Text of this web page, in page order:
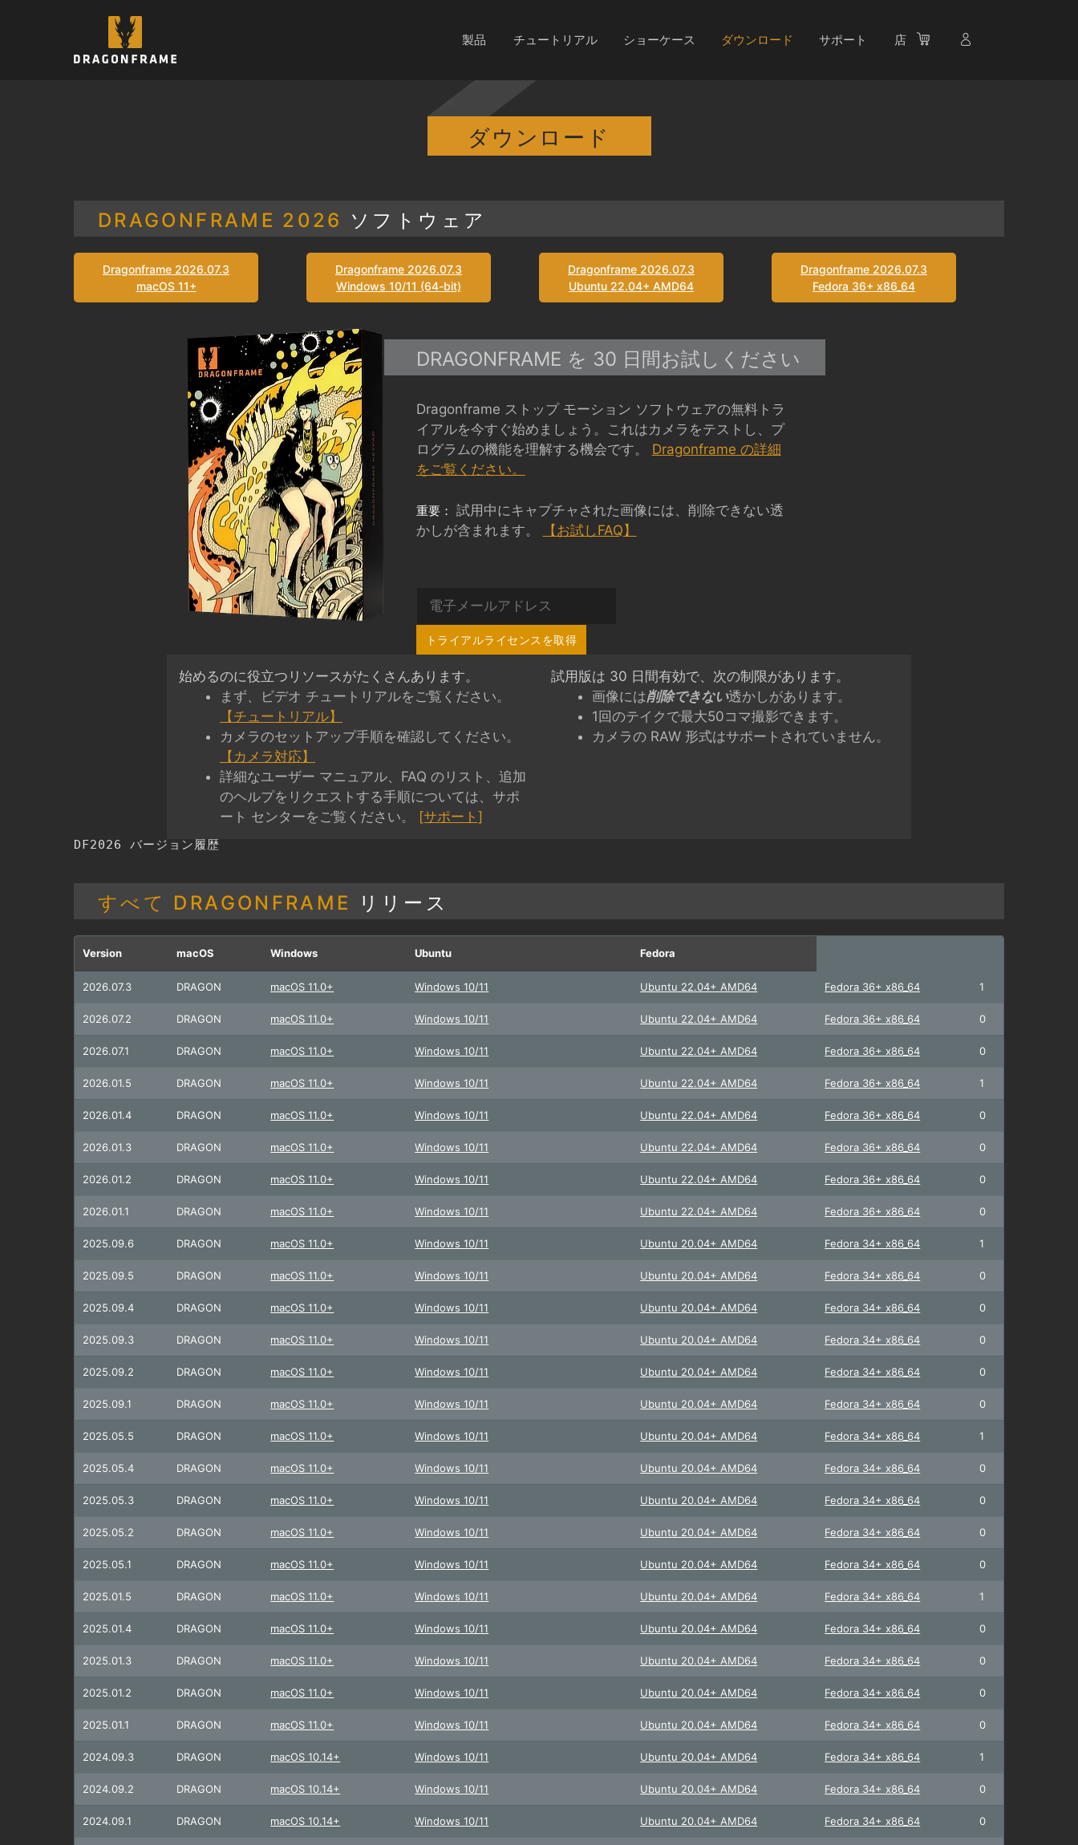
製品 チュートリアル ショーケース ダウンロード サポート 店
ダウンロード
DRAGONFRAME 2026 ソフトウェア
Dragonframe 2026.07.3
macOS 11+
Dragonframe 2026.07.3
Windows 10/11 (64-bit)
Dragonframe 2026.07.3
Ubuntu 22.04+ AMD64
Dragonframe 2026.07.3
Fedora 36+ x86_64
DRAGONFRAME を 30 日間お試しください
Dragonframe ストップ モーション ソフトウェアの無料トラ
イアルを今すぐ始めましょう。これはカメラをテストし、プ
ログラムの機能を理解する機会です。 Dragonframe の詳細
をご覧ください。
重要： 試用中にキャプチャされた画像には、削除できない透
かしが含まれます。
【お試しFAQ】
トライアルライセンスを取得
始めるのに役立つリソースがたくさんあります。
まず、ビデオ チュートリアルをご覧ください。
【チュートリアル】
カメラのセットアップ手順を確認してください。
【カメラ対応】
詳細なユーザー マニュアル、FAQ のリスト、追加
のヘルプをリクエストする手順については、サポ
ート センターをご覧ください。 [サポート]
試用版は 30 日間有効で、次の制限があります。
画像には削除できない透かしがあります。
1回のテイクで最大50コマ撮影できます。
カメラの RAW 形式はサポートされていません。
DF2026 バージョン履歴
すべて DRAGONFRAME リリース
Version macOS Windows Ubuntu Fedora
2026.07.3 DRAGON macOS 11.0+ Windows 10/11 Ubuntu 22.04+ AMD64 Fedora 36+ x86_64 1
2026.07.2 DRAGON macOS 11.0+ Windows 10/11 Ubuntu 22.04+ AMD64 Fedora 36+ x86_64 0
2026.07.1 DRAGON macOS 11.0+ Windows 10/11 Ubuntu 22.04+ AMD64 Fedora 36+ x86_64 0
2026.01.5 DRAGON macOS 11.0+ Windows 10/11 Ubuntu 22.04+ AMD64 Fedora 36+ x86_64 1
2026.01.4 DRAGON macOS 11.0+ Windows 10/11 Ubuntu 22.04+ AMD64 Fedora 36+ x86_64 0
2026.01.3 DRAGON macOS 11.0+ Windows 10/11 Ubuntu 22.04+ AMD64 Fedora 36+ x86_64 0
2026.01.2 DRAGON macOS 11.0+ Windows 10/11 Ubuntu 22.04+ AMD64 Fedora 36+ x86_64 0
2026.01.1 DRAGON macOS 11.0+ Windows 10/11 Ubuntu 22.04+ AMD64 Fedora 36+ x86_64 0
2025.09.6 DRAGON macOS 11.0+ Windows 10/11 Ubuntu 20.04+ AMD64 Fedora 34+ x86_64 1
2025.09.5 DRAGON macOS 11.0+ Windows 10/11 Ubuntu 20.04+ AMD64 Fedora 34+ x86_64 0
2025.09.4 DRAGON macOS 11.0+ Windows 10/11 Ubuntu 20.04+ AMD64 Fedora 34+ x86_64 0
2025.09.3 DRAGON macOS 11.0+ Windows 10/11 Ubuntu 20.04+ AMD64 Fedora 34+ x86_64 0
2025.09.2 DRAGON macOS 11.0+ Windows 10/11 Ubuntu 20.04+ AMD64 Fedora 34+ x86_64 0
2025.09.1 DRAGON macOS 11.0+ Windows 10/11 Ubuntu 20.04+ AMD64 Fedora 34+ x86_64 0
2025.05.5 DRAGON macOS 11.0+ Windows 10/11 Ubuntu 20.04+ AMD64 Fedora 34+ x86_64 1
2025.05.4 DRAGON macOS 11.0+ Windows 10/11 Ubuntu 20.04+ AMD64 Fedora 34+ x86_64 0
2025.05.3 DRAGON macOS 11.0+ Windows 10/11 Ubuntu 20.04+ AMD64 Fedora 34+ x86_64 0
2025.05.2 DRAGON macOS 11.0+ Windows 10/11 Ubuntu 20.04+ AMD64 Fedora 34+ x86_64 0
2025.05.1 DRAGON macOS 11.0+ Windows 10/11 Ubuntu 20.04+ AMD64 Fedora 34+ x86_64 0
2025.01.5 DRAGON macOS 11.0+ Windows 10/11 Ubuntu 20.04+ AMD64 Fedora 34+ x86_64 1
2025.01.4 DRAGON macOS 11.0+ Windows 10/11 Ubuntu 20.04+ AMD64 Fedora 34+ x86_64 0
2025.01.3 DRAGON macOS 11.0+ Windows 10/11 Ubuntu 20.04+ AMD64 Fedora 34+ x86_64 0
2025.01.2 DRAGON macOS 11.0+ Windows 10/11 Ubuntu 20.04+ AMD64 Fedora 34+ x86_64 0
2025.01.1 DRAGON macOS 11.0+ Windows 10/11 Ubuntu 20.04+ AMD64 Fedora 34+ x86_64 0
2024.09.3 DRAGON macOS 10.14+ Windows 10/11 Ubuntu 20.04+ AMD64 Fedora 34+ x86_64 1
2024.09.2 DRAGON macOS 10.14+ Windows 10/11 Ubuntu 20.04+ AMD64 Fedora 34+ x86_64 0
2024.09.1 DRAGON macOS 10.14+ Windows 10/11 Ubuntu 20.04+ AMD64 Fedora 34+ x86_64 0